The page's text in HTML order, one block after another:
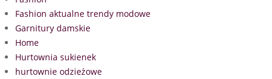
Fashion aktualne trendy modowe
Garnitury damskie
Home
Hurtownia sukienek
hurtownie odzieżowe